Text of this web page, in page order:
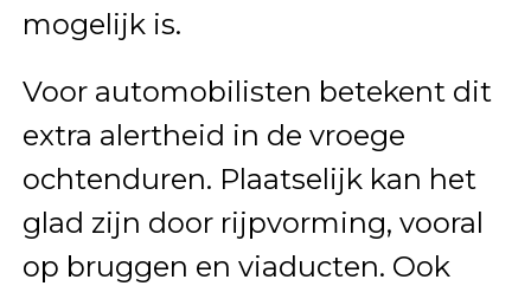
mogelijk is.
Voor automobilisten betekent dit
extra alertheid in de vroege
ochtenduren. Plaatselijk kan het
glad zijn door rijpvorming, vooral
op bruggen en viaducten. Ook